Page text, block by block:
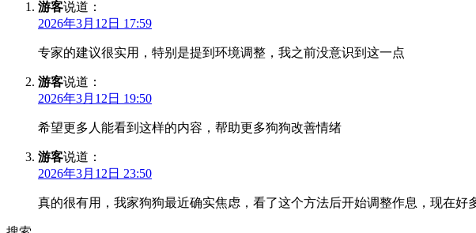
游客说道：
2026年3月12日 17:59
专家的建议很实用，特别是提到环境调整，我之前没意识到这一点
游客说道：
2026年3月12日 19:50
希望更多人能看到这样的内容，帮助更多狗狗改善情绪
游客说道：
2026年3月12日 23:50
真的很有用，我家狗狗最近确实焦虑，看了这个方法后开始调整作息，现在好